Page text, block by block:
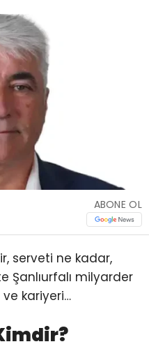
ABONE OL
serveti ne kadar,
Şanlıurfalı milyarder
ve kariyeri…